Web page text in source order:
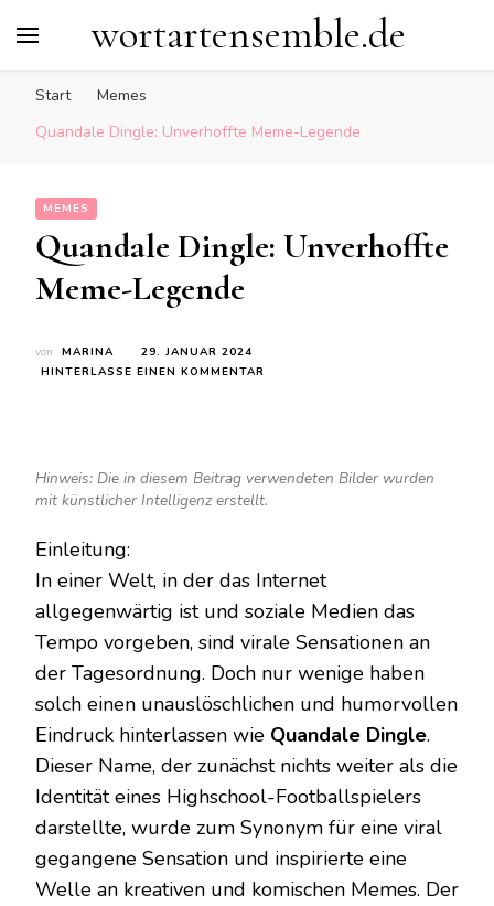
wortartensemble.de
Start
Memes
Quandale Dingle: Unverhoffte Meme-Legende
MEMES
Quandale Dingle: Unverhoffte
Meme-Legende
von MARINA
29. JANUAR 2024
HINTERLASSE EINEN KOMMENTAR
LEGENDE
Hinweis: Die in diesem Beitrag verwendeten Bilder wurden
mit künstlicher Intelligenz erstellt.
Einleitung:
In einer Welt, in der das Internet
allgegenwärtig ist und soziale Medien das
Tempo vorgeben, sind virale Sensationen an
der Tagesordnung. Doch nur wenige haben
solch einen unauslöschlichen und humorvollen
Eindruck hinterlassen wie Quandale Dingle.
Dieser Name, der zunächst nichts weiter als die
Identität eines Highschool-Footballspielers
darstellte, wurde zum Synonym für eine viral
gegangene Sensation und inspirierte eine
Welle an kreativen und komischen Memes. Der